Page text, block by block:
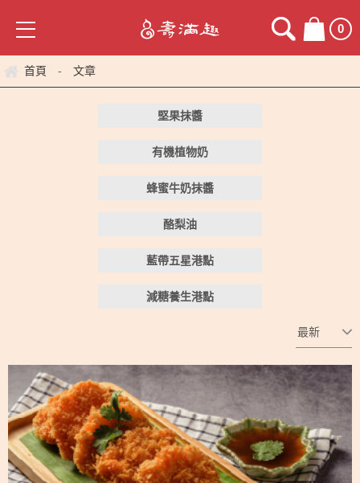
0
首頁 - 文章
堅果抹醬
有機植物奶
蜂蜜牛奶抹醬
酪梨油
藍帶五星港點
減糖養生港點